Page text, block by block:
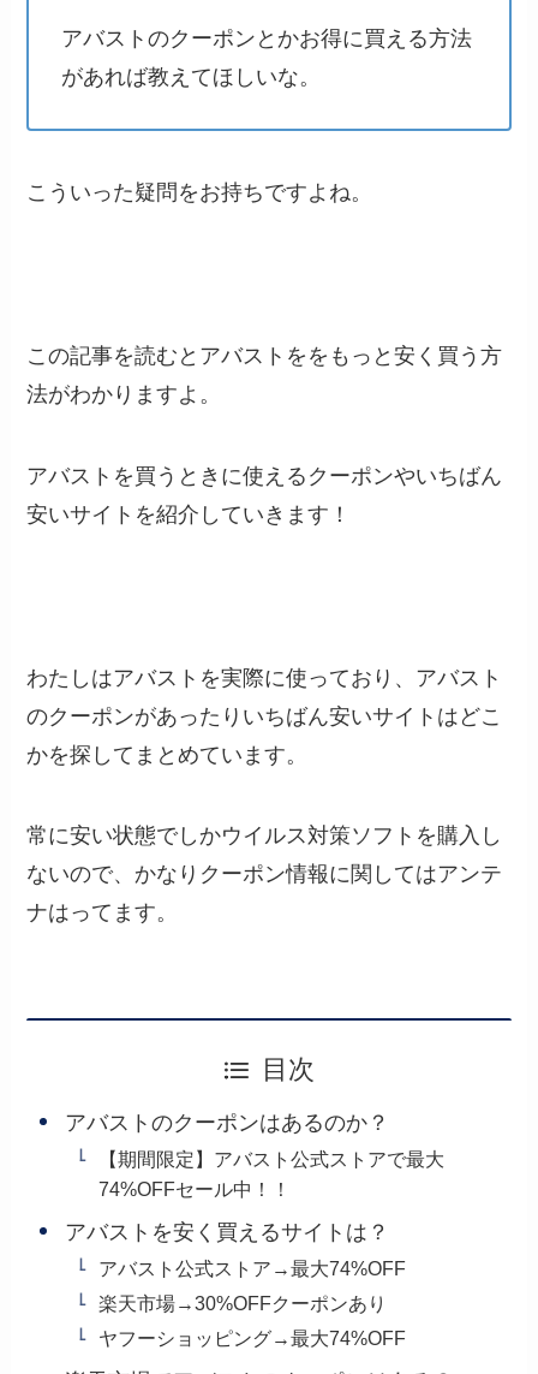
アバストのクーポンとかお得に買える方法
があれば教えてほしいな。
こういった疑問をお持ちですよね。
この記事を読むとアバストををもっと安く買う方
法がわかりますよ。
アバストを買うときに使えるクーポンやいちばん
安いサイトを紹介していきます！
わたしはアバストを実際に使っており、アバスト
のクーポンがあったりいちばん安いサイトはどこ
かを探してまとめています。
常に安い状態でしかウイルス対策ソフトを購入し
ないので、かなりクーポン情報に関してはアンテ
ナはってます。
目次
アバストのクーポンはあるのか？
【期間限定】アバスト公式ストアで最大
74%OFFセール中！！
アバストを安く買えるサイトは？
アバスト公式ストア→最大74%OFF
楽天市場→30%OFFクーポンあり
ヤフーショッピング→最大74%OFF